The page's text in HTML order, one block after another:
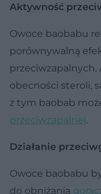
Aktywność
Owoce baobabu
porównywalną
obecności steroli,
z tym baobab
przeciwzapalnej.
Działanie
Owoce baobabu
do obniżania